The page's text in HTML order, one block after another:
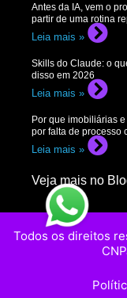
Antes da IA, vem o
partir de uma rotina
Leia mais »
Skills do Claude: o
disso em 2026
Leia mais »
Por que imobiliárias
por falta de processo
Leia mais »
Veja mais no
Todos os direitos